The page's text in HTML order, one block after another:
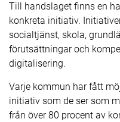
Till handslaget finns en
konkreta initiativ.
socialtjänst, skola,
förutsättningar och
digitalisering.
Varje kommun har fått
initiativ som de ser som
från över 80 procent av